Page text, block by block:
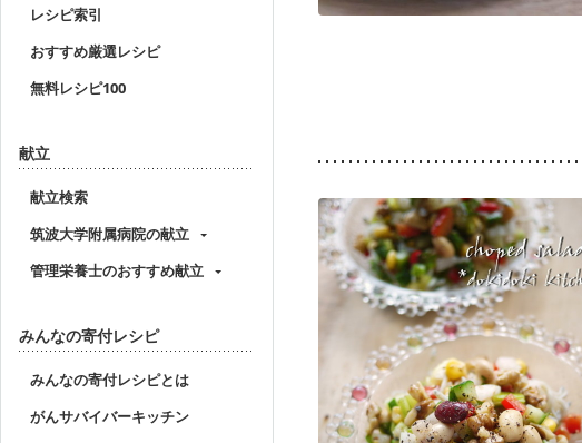
レシピ索引
おすすめ厳選レシピ
無料レシピ100
献立
献立検索
筑波大学附属病院の献立
管理栄養士のおすすめ献立
みんなの寄付レシピ
みんなの寄付レシピとは
がんサバイバーキッチン